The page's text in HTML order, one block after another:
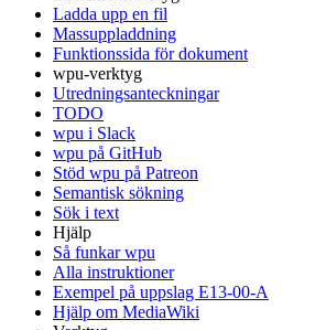
Ladda upp en fil
Massuppladdning
Funktionssida för dokument
wpu-verktyg
Utredningsanteckningar
TODO
wpu i Slack
wpu på GitHub
Stöd wpu på Patreon
Semantisk sökning
Sök i text
Hjälp
Så funkar wpu
Alla instruktioner
Exempel på uppslag E13-00-A
Hjälp om MediaWiki